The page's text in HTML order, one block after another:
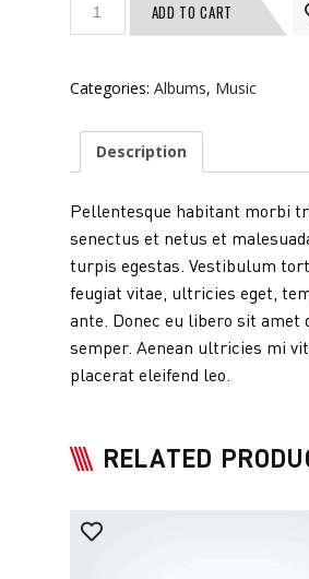
Album
ADD TO CART
Categories: Albums, Music
Description
Pellentesque habitant morbi
senectus et netus et
turpis egestas. Vestibulum
feugiat vitae, ultricies eget,
ante. Donec eu libero sit amet
semper. Aenean ultricies mi
placerat eleifend leo.
RELATED